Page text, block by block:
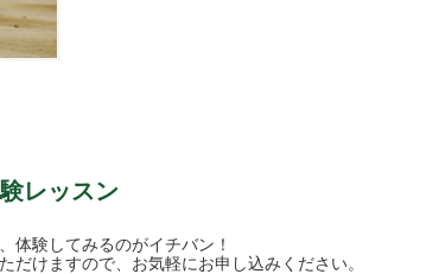
レッスン
体験してみるのがイチバン！
だけますので、お気軽にお申し込みください。